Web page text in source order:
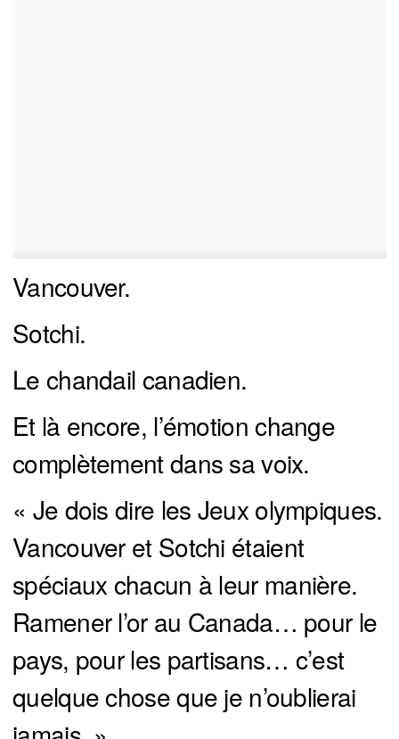
Vancouver.
Sotchi.
Le chandail canadien.
Et là encore, l’émotion change
complètement dans sa voix.
« Je dois dire les Jeux olympiques.
Vancouver et Sotchi étaient
spéciaux chacun à leur manière.
Ramener l’or au Canada… pour le
pays, pour les partisans… c’est
quelque chose que je n’oublierai